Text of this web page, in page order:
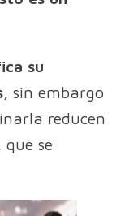
su
, sin embargo
reducen
se